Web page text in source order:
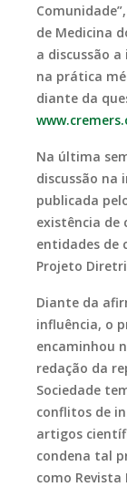
de Medicina
a discussão
na prática
diante da
Na última
discussão na
publicada
existência de
entidades de
Projeto
Diante da
influência, o
encaminhou
redação da
Sociedade
conflitos de
artigos
condena tal
como Revista